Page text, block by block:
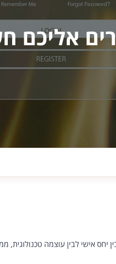
אליכם
אישי לבין עוצמה טכנולוגית,